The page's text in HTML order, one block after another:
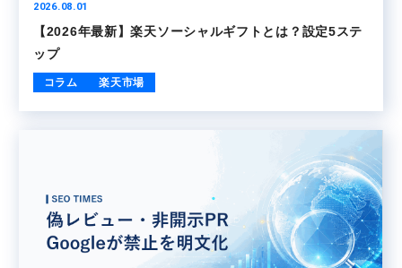
2026.08.01
【2026年最新】楽天ソーシャルギフトとは？設定5ステ
ップ
コラム 楽天市場